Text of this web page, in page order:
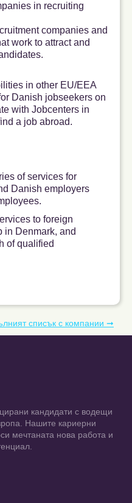
in recruiting
companies and
work to attract and
in other EU/EEA
Danish jobseekers on
with Jobcenters in
a job abroad.
of services for
Danish employers
to foreign
in Denmark, and
of qualified
списък с компании ➞
кандидати с водещи
Нашите кариерни
мечтаната нова работа и